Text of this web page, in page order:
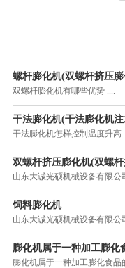
螺杆膨化机(双螺杆挤压
双螺杆膨化机有哪些优势 ....
干法膨化机(干法膨化机
干法膨化机怎样控制温度升高
双螺杆挤压膨化机(双螺
山东大诚光硕机械设备有限公
饲料膨化机
山东大诚光硕机械设备有限
膨化机属于一种加工膨化
膨化机属于一种加工膨化食